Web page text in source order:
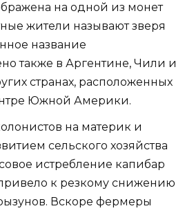
на одной из монет
жители называют зверя
название
также в Аргентине, Чили и
странах, расположенных
Южной Америки.
на материк и
сельского хозяйства
истребление капибар
к резкому снижению
Вскоре фермеры